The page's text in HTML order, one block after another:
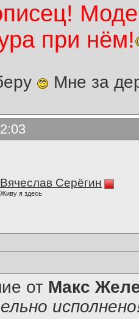
при нём!
Мне за
Вячеслав Серёгин
Живу я здесь
от Макс